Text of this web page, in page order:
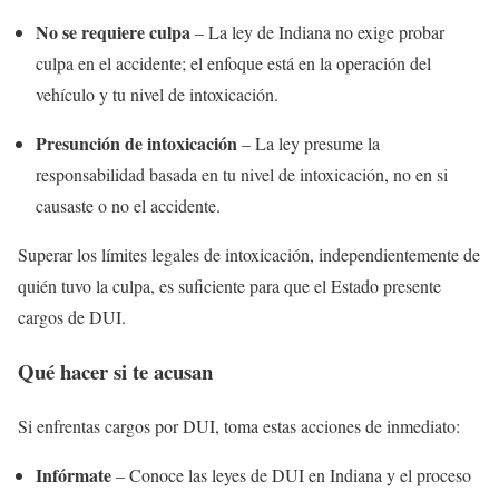
No se requiere culpa– La ley de Indiana no exige probar
culpa en el accidente; el enfoque está en la operación del
vehículo y tu nivel de intoxicación.
Presunción de intoxicación– La ley presume la
responsabilidad basada en tu nivel de intoxicación, no en si
causaste o no el accidente.
Superar los límites legales de intoxicación, independientemente de
quién tuvo la culpa, es suficiente para que el Estado presente
cargos de DUI.
Qué hacer si te acusan
Si enfrentas cargos por DUI, toma estas acciones de inmediato:
Infórmate– Conoce las leyes de DUI en Indiana y el proceso